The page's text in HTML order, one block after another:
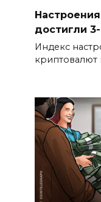
достигли
Индекс
криптовалют